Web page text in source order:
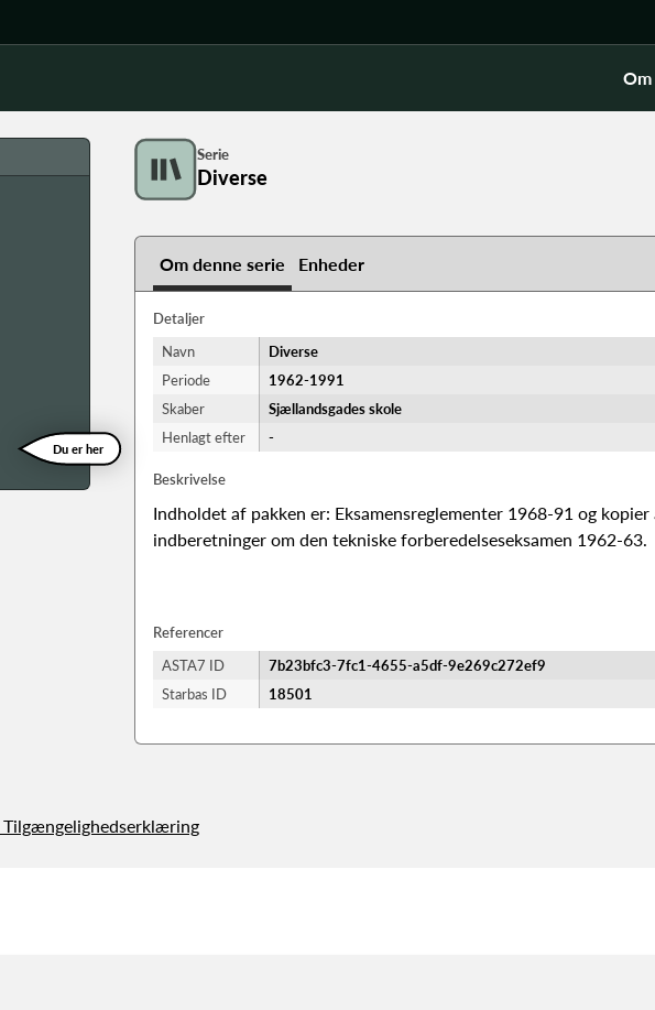
Du er her
Serie
Diverse
Om denne serie Enheder
Detaljer
Navn
Diverse
Periode
1962-​1991
Skaber
Sjællandsgades skole
Henlagt efter
-
Beskrivelse
Indholdet af pakken er: Eksamensreglementer 1968-91 og kopier
indberetninger om den tekniske forberedelseseksamen 1962-63.
Referencer
ASTA7 ID
7b23bfc3-7fc1-4655-a5df-9e269c272ef9
Starbas ID
18501
Tilgængelighedserklæring